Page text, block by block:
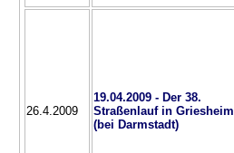
26.4.2009
19.04.2009 - Der 38.
Straßenlauf in Griesheim
(bei Darmstadt)